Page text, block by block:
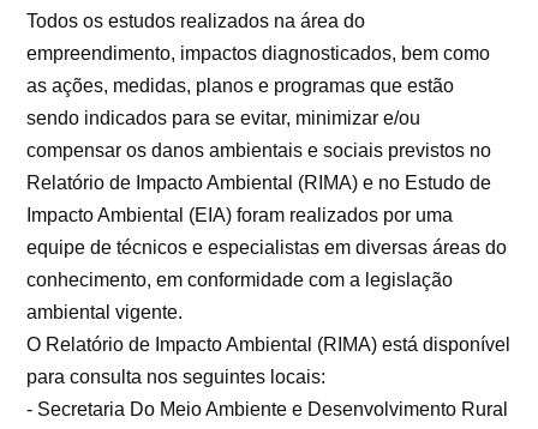
Todos os estudos realizados na área do
empreendimento, impactos diagnosticados, bem como
as ações, medidas, planos e programas que estão
sendo indicados para se evitar, minimizar e/ou
compensar os danos ambientais e sociais previstos no
Relatório de Impacto Ambiental (RIMA) e no Estudo de
Impacto Ambiental (EIA) foram realizados por uma
equipe de técnicos e especialistas em diversas áreas do
conhecimento, em conformidade com a legislação
ambiental vigente.
O Relatório de Impacto Ambiental (RIMA) está disponível
para consulta nos seguintes locais:
- Secretaria Do Meio Ambiente e Desenvolvimento Rural